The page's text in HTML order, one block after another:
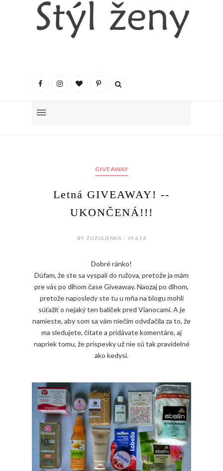
GIVEAWAY
Letná GIVEAWAY! --
UKONČENÁ!!!
BY ZUZULIENKA - 19.6.16
Dobré ránko!
Dúfam, že ste sa vyspali do ružova, pretože ja mám
pre vás po dlhom čase Giveaway. Naozaj po dlhom,
pretože naposledy ste tu u mňa na blogu mohli
súťažiť o nejaký ten balíček pred Vianocami. A je
namieste, aby som sa vám niečím odvďačila za to, že
ma sledujete, čítate a pridávate komentáre, aj
napriek tomu, že príspevky už nie sú tak pravidelné
ako kedysi.